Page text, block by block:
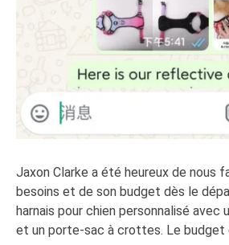
Jaxon Clarke a été heureux de nous
besoins et de son budget dès le
harnais pour chien personnalisé avec
et un porte-sac à crottes. Le budget